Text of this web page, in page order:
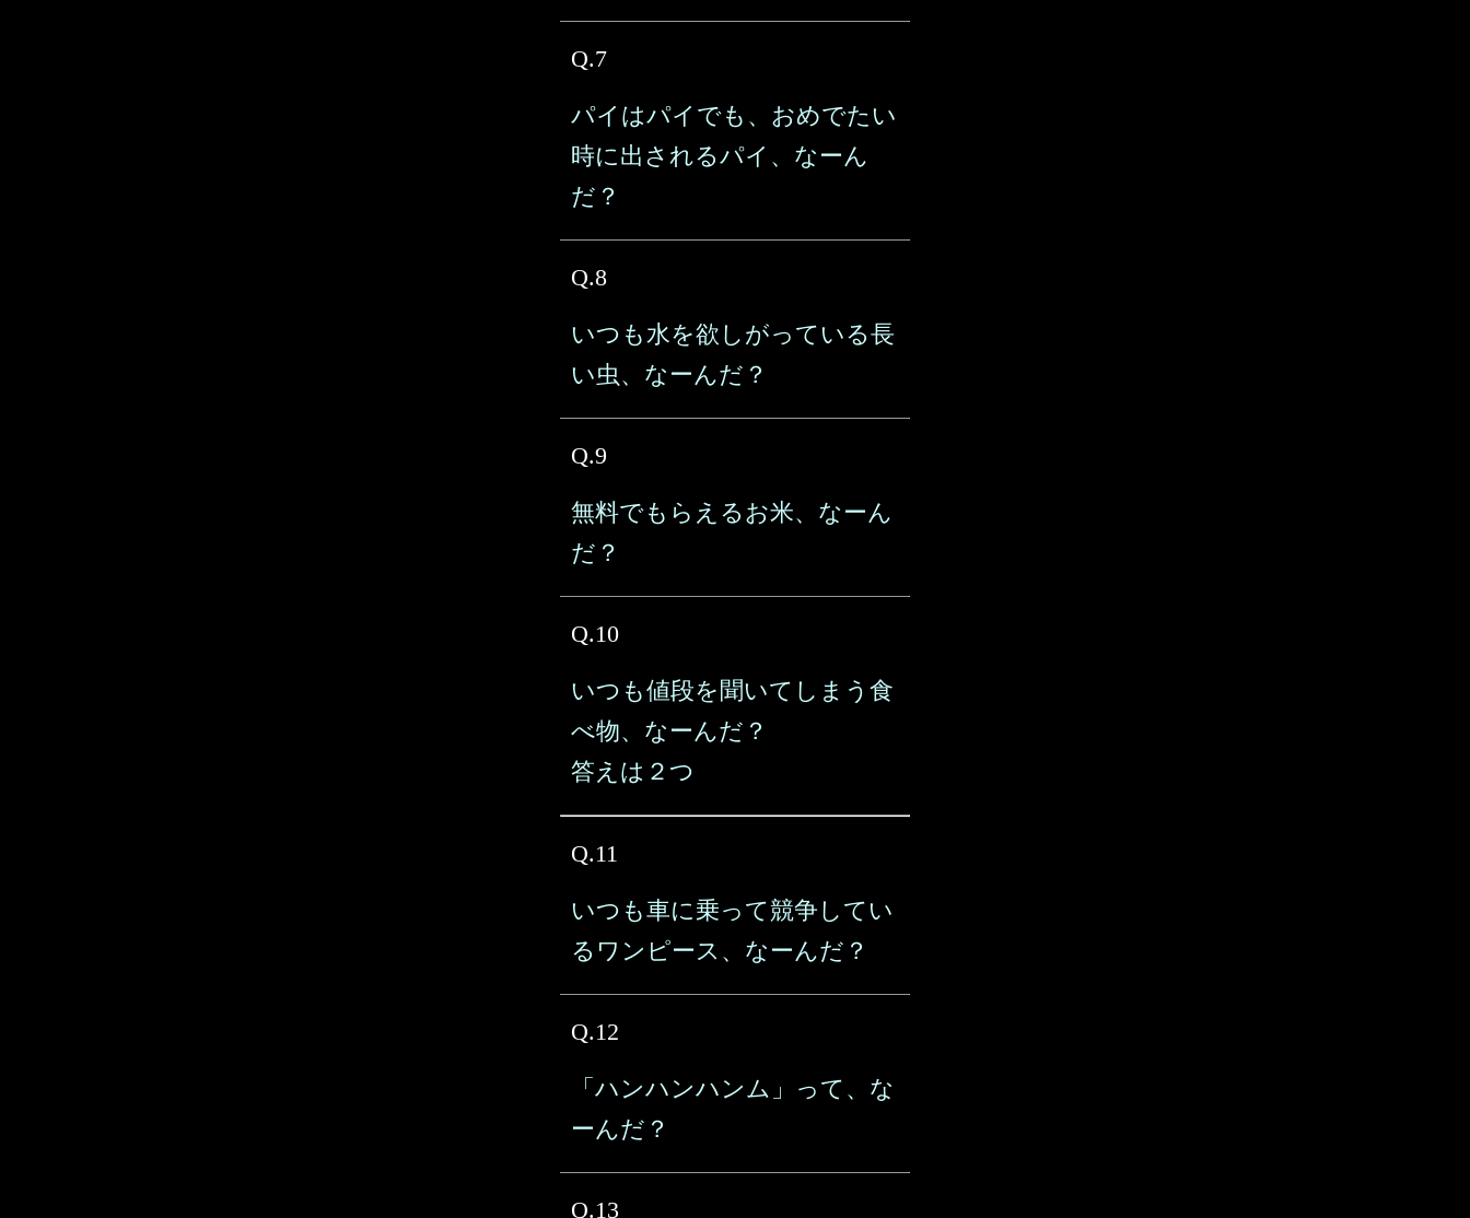
Q.7
パイはパイでも、おめでたい
時に出されるパイ、なーん
だ？
Q.8
いつも水を欲しがっている長
い虫、なーんだ？
Q.9
無料でもらえるお米、なーん
だ？
Q.10
いつも値段を聞いてしまう食
べ物、なーんだ？
答えは２つ
Q.11
いつも車に乗って競争してい
るワンピース、なーんだ？
Q.12
「ハンハンハンム」って、な
ーんだ？
Q.13